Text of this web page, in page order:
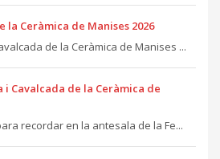
la Ceràmica de Manises 2026
de la Ceràmica de Manises ...
i Cavalcada de la Ceràmica de
recordar en la antesala de la Fe...